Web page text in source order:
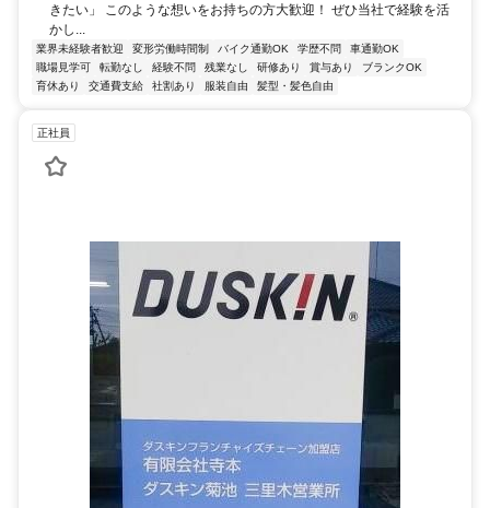
きたい」 このような想いをお持ちの方大歓迎！ ぜひ当社で経験を活
かし...
業界未経験者歓迎 変形労働時間制 バイク通勤OK 学歴不問
車通勤OK
職場見学可
転勤なし 経験不問 残業なし 研修あり 賞与あり
ブランクOK
育休あり
交通費支給 社割あり 服装自由 髪型・髪色自由
正社員